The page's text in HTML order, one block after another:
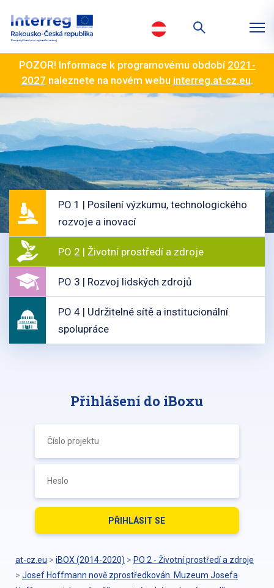
POZOR! Informace k programovému období 2021-
2027 naleznete na novém webu interreg.at-cz.eu.
PO 1 | Posílení výzkumu, technologického
rozvoje a inovací
PO 2 | Životní prostředí a zdroje
PO 3 | Rozvoj lidských zdrojů
PO 4 | Udržitelné sítě a institucionální
spolupráce
Přihlášení do iBoxu
at-cz.eu > iBOX (2014-2020) > PO 2 - Životní prostředí a zdroje
> Josef Hoffmann nově zprostředkován. Muzeum Josefa